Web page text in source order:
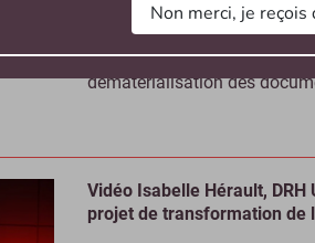
Les salariés reçoivent
bulletin de paie au format
42 % en 2020, selon le
dématérialisation des
Vidéo Isabelle Hérault,
projet de transformation de
Non merci, je reçois